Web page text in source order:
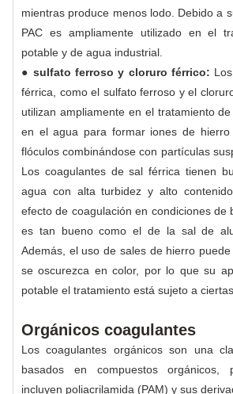
mientras produce menos lodo. Debido a
PAC es ampliamente utilizado en el
potable y de agua industrial.
● sulfato ferroso y cloruro férrico:
férrica, como el sulfato ferroso y el
utilizan ampliamente en el tratamiento
en el agua para formar iones de hierro
flóculos combinándose con partículas
Los coagulantes de sal férrica tienen
agua con alta turbidez y alto
efecto de coagulación en condiciones de
es tan bueno como el de la sal de
Además, el uso de sales de hierro
se oscurezca en color, por lo que su
potable el tratamiento está sujeto a
Orgánicos coagulantes
Los coagulantes orgánicos son una
basados en compuestos orgánicos,
incluyen poliacrilamida (PAM) y sus